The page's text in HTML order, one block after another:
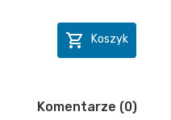
 Koszyk
Komentarze (0)